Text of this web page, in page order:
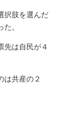
択肢を選んだ
。
先は自民が４
は共産の２